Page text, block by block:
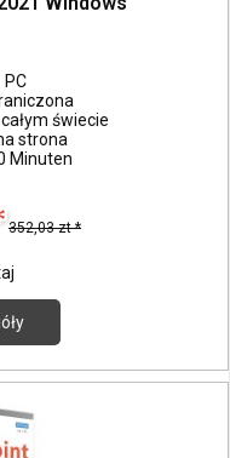
PC
świecie
strona
Minuten
352,03 zt *